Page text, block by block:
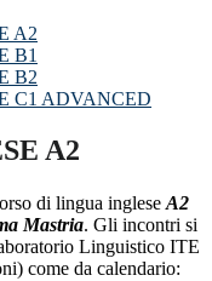
A2
B1
B2
C1 ADVANCED
A2
di lingua inglese A2
Mastria. Gli incontri si
Linguistico ITE
come da calendario: